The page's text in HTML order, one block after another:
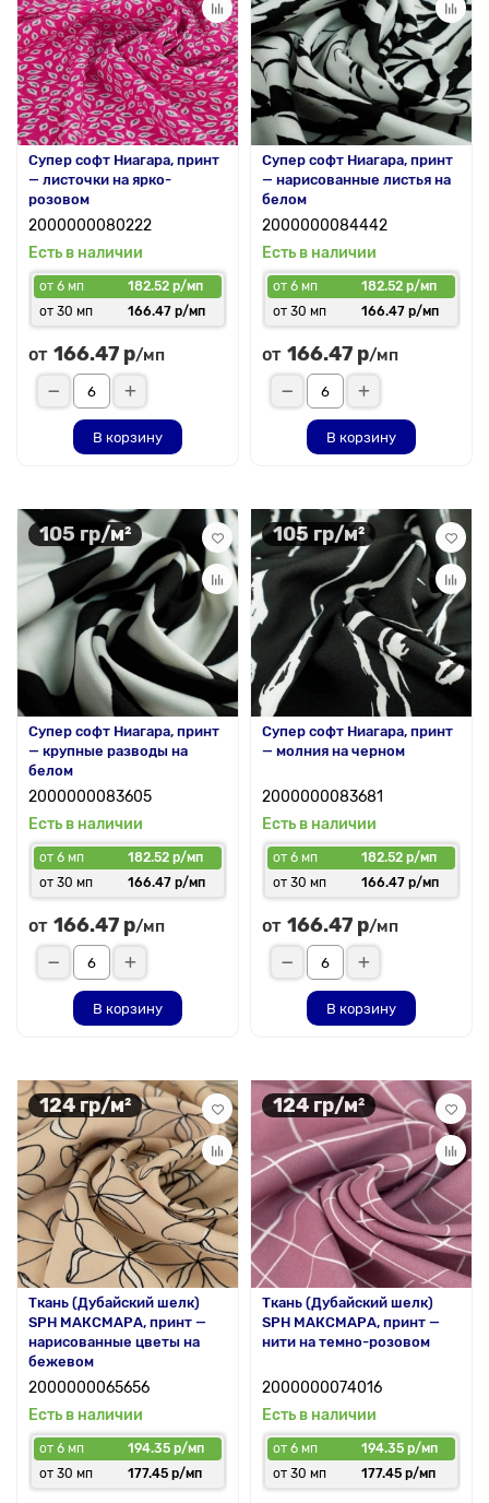
Супер софт Ниагара, принт
— листочки на ярко-
розовом
2000000080222
Есть в наличии
от 6 мп
182.52 р/мп
от 30 мп
166.47 р/мп
от 166.47 р/мп
В корзину
Супер софт Ниагара, принт
— нарисованные листья на
белом
2000000084442
Есть в наличии
от 6 мп
182.52 р/мп
от 30 мп
166.47 р/мп
от 166.47 р/мп
В корзину
105 гр/м²
Супер софт Ниагара, принт
— крупные разводы на
белом
2000000083605
Есть в наличии
от 6 мп
182.52 р/мп
от 30 мп
166.47 р/мп
от 166.47 р/мп
В корзину
105 гр/м²
Супер софт Ниагара, принт
— молния на черном
2000000083681
Есть в наличии
от 6 мп
182.52 р/мп
от 30 мп
166.47 р/мп
от 166.47 р/мп
В корзину
124 гр/м²
Ткань (Дубайский шелк)
SPH МАКСМАРА, принт —
нарисованные цветы на
бежевом
2000000065656
Есть в наличии
от 6 мп
194.35 р/мп
от 30 мп
177.45 р/мп
124 гр/м²
Ткань (Дубайский шелк)
SPH МАКСМАРА, принт —
нити на темно-розовом
2000000074016
Есть в наличии
от 6 мп
194.35 р/мп
от 30 мп
177.45 р/мп